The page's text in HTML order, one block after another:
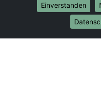
Internationale-
Umzug von Magdeburg
Umzug von
Einverstanden